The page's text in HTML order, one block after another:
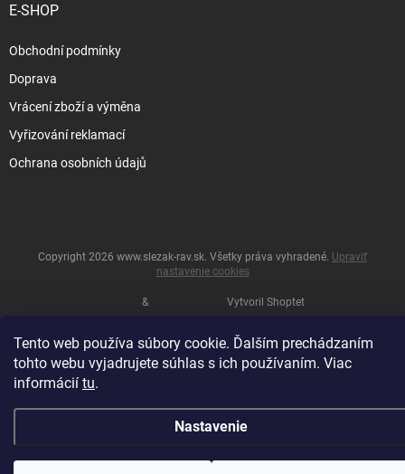
Tento web používa súbory cookie. Ďalším prechádzaním
tohto webu vyjadrujete súhlas s ich používaním. Viac
informácií tu.
Nastavenie
E-SHOP
Obchodní podmínky
Doprava
Vrácení zboží a výměna
Vyřizování reklamací
Ochrana osobních údajů
& Vytvoril Shoptet
Copyright 2026 www.slezak-rav.sk. Všetky práva vyhradené. Upraviť
nastavenie cookies